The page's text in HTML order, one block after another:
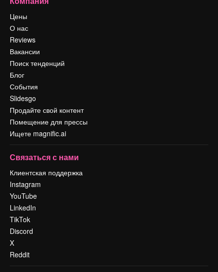
Цены
О нас
Reviews
Вакансии
Поиск тенденций
Блог
События
Slidesgo
Продайте свой контент
Помещение для прессы
Ищете magnific.ai
Связаться с нами
Клиентская поддержка
Instagram
YouTube
LinkedIn
TikTok
Discord
X
Reddit